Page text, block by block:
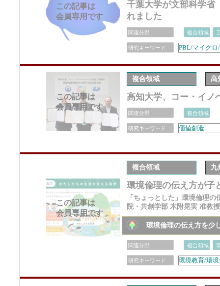
この記事は
会員専用です
千葉大学が文部科学省
れました
関連分野 複合領域
研究キーワード PBL/マイク
この記事は
会員専用です
複合領域 高
高知大学、コー・イノ
関連分野 複合領域
研究キーワード 価値創造
この記事は
会員専用です
複合領域 九
環境倫理の伝え方が子
「ちょっとした」環境倫理
院・共創学部 木附晃実 准教授
環境倫理の伝え方を少
関連分野 複合領域
研究キーワード 環境教育/環